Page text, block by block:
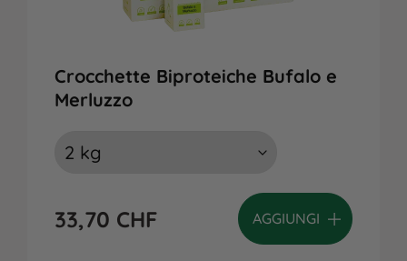
Crocchette Biproteiche Bufalo e
Merluzzo
33,70 CHF AGGIUNGI